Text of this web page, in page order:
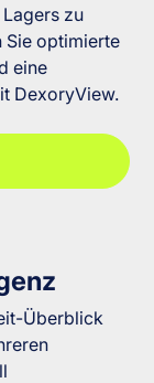
zu
Sie optimierte
eine
DexoryView.
Überblick